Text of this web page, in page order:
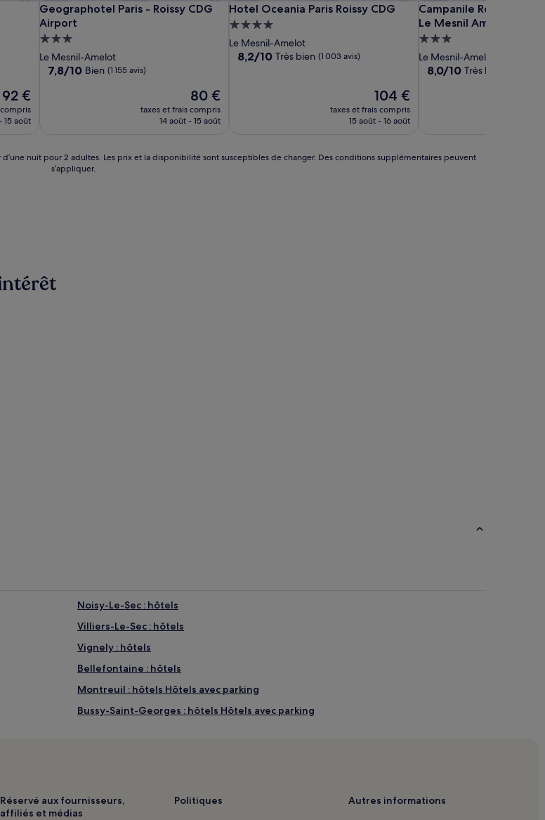
Le
nouveau
prix
92 €
92 €
15 août
Geographotel Paris - Roissy CDG
Airport
Geographotel Paris - Roissy CDG Airport
Hébergement
3.0 étoiles
Le Mesnil-Amelot
7.8
7,8/10 Bien (1 155 avis)
Le
nouveau
prix
80 €
80 €
taxes et frais compris
14 août - 15 août
Hotel Oceania Paris Roissy CDG
Hotel Oceania Paris Roissy CDG
Hébergement
4.0 étoiles
Le Mesnil-Amelot
8.2
8,2/10 Très bien (1 003 avis)
Le
nouveau
prix
104 €
104 €
taxes et frais compris
15 août - 16 août
Campanile Roissy -
Le Mesnil Amelot
Campanile Roissy -
Hébergement
3.0 étoiles
Le Mesnil-Amelot
8.0
8,0/10 Très bien
nuit pour 2 adultes. Les prix et la disponibilité sont susceptibles de changer. Des conditions supplémentaires peuvent
s’appliquer.
Noisy-Le-Sec : hôtels
Villiers-Le-Sec : hôtels
Vignely : hôtels
Bellefontaine : hôtels
Montreuil : hôtels Hôtels avec parking
Bussy-Saint-Georges : hôtels Hôtels avec parking
Gare de Groslay : hôtels à proximité
Gare Aéroport Charles-de-Gaulle 1 : hôtels à proximité
Réservé aux fournisseurs,
affiliés et médias
Politiques Autres informations